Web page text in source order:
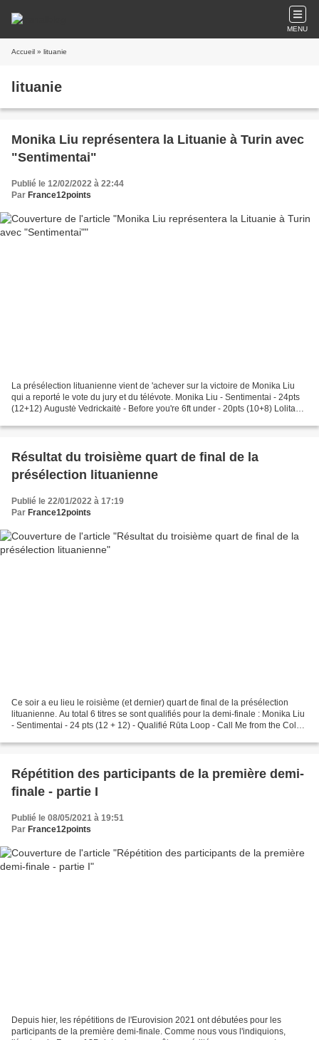
MENU
Accueil » lituanie
lituanie
Monika Liu représentera la Lituanie à Turin avec
"Sentimentai"
Publié le 12/02/2022 à 22:44
Par France12points
La présélection lituanienne vient de 'achever sur la victoire de Monika Liu
qui a reporté le vote du jury et du télévote. Monika Liu - Sentimentai - 24pts
(12+12) Augustė Vedrickaitė - Before you're 6ft under - 20pts (10+8) Lolita
Résultat du troisième quart de final de la
présélection lituanienne
Publié le 22/01/2022 à 17:19
Par France12points
Ce soir a eu lieu le roisième (et dernier) quart de final de la présélection
lituanienne. Au total 6 titres se sont qualifiés pour la demi-finale : Monika Liu
- Sentimentai - 24 pts (12 + 12) - Qualifié Rūta Loop - Call Me from the Cold -
Répétition des participants de la première demi-
finale - partie I
Publié le 08/05/2021 à 19:51
Par France12points
Depuis hier, les répétitions de l'Eurovision 2021 ont débutées pour les
participants de la première demi-finale. Comme nous vous l'indiquions,